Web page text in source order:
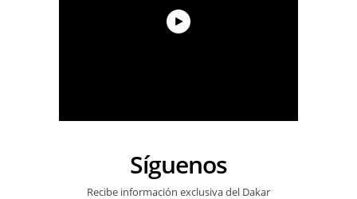
Síguenos
Recibe información exclusiva del Dakar